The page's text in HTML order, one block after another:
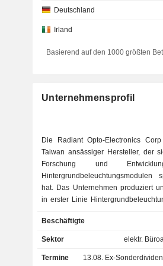
Deutschland
Irland
Basierend auf den 1000 größten
Unternehmensprofil
Die Radiant Opto-Electronics
Taiwan ansässiger Hersteller, der
Forschung und
Hintergrundbeleuchtungsmodulen
hat. Das Unternehmen produziert
in erster Linie
Beleuchtungskomponenten und
sich dabei auf die Forschung und
Frontlichtpanels. Zu den
Beschäftigte
Sektor elektr.
Termine 13.08. Ex-Sonderdividenden-